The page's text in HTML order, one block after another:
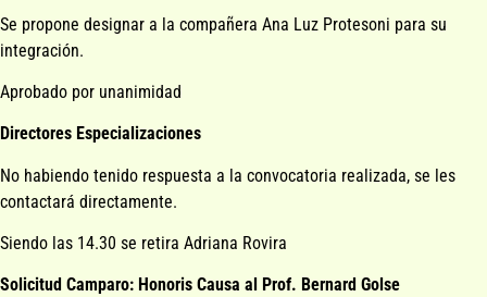
Se propone designar a la compañera Ana Luz Protesoni para su
integración.
Aprobado por unanimidad
Directores Especializaciones
No habiendo tenido respuesta a la convocatoria realizada, se les
contactará directamente.
Siendo las 14.30 se retira Adriana Rovira
Solicitud Camparo: Honoris Causa al Prof. Bernard Golse